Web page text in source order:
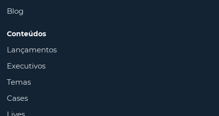
Blog
Conteúdos
Lançamentos
Executivos
Temas
Cases